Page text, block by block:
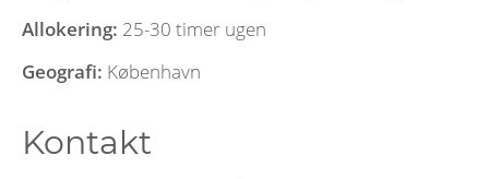
Allokering: 25-30 timer ugen
Geografi: København
Kontakt